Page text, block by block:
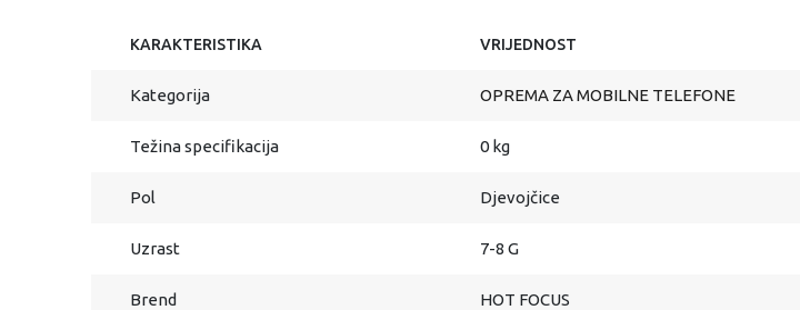
KARAKTERISTIKA VRIJEDNOST
Kategorija OPREMA ZA MOBILNE TELEFONE
Težina specifikacija 0 kg
Pol Djevojčice
Uzrast 7-8 G
Brend HOT FOCUS